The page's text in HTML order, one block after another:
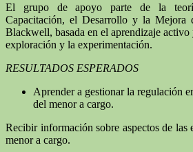
El grupo de apoyo parte de la
Capacitación, el Desarrollo y la Mejora
Blackwell, basada en el aprendizaje
exploración y la experimentación.
RESULTADOS ESPERADOS
Aprender a gestionar la regulación
del menor a cargo.
Recibir información sobre aspectos de las
menor a cargo.